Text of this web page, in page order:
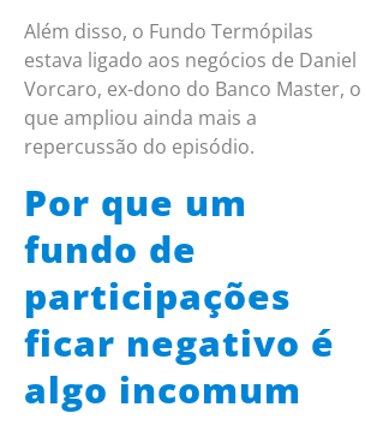
Além disso, o Fundo Termópilas
estava ligado aos negócios de Daniel
Vorcaro, ex-dono do Banco Master, o
que ampliou ainda mais a
repercussão do episódio.
Por que um
fundo de
participações
ficar negativo é
algo incomum